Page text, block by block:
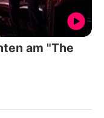
am "The